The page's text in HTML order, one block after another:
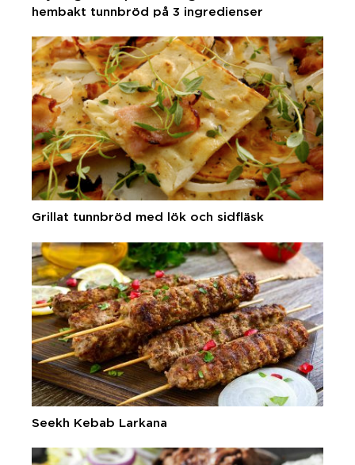
hembakt tunnbröd på 3 ingredienser
Grillat tunnbröd med lök och sidfläsk
Seekh Kebab Larkana